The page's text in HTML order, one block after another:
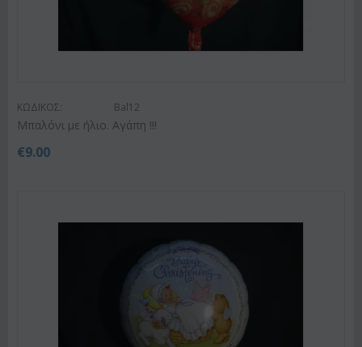
ΚΩΔΙΚΟΣ: Bal12
Μπαλόνι με ήλιο. Αγάπη !!!
€9.00